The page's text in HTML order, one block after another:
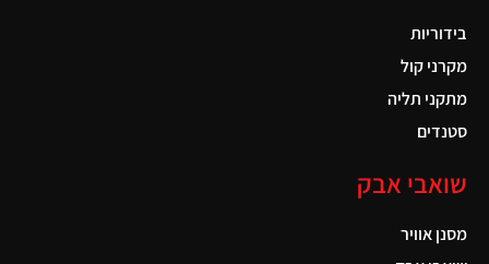
בידוריות
מקרני קול
מתקני תליה
סטנדים
שואבי אבק
מסנן אוויר